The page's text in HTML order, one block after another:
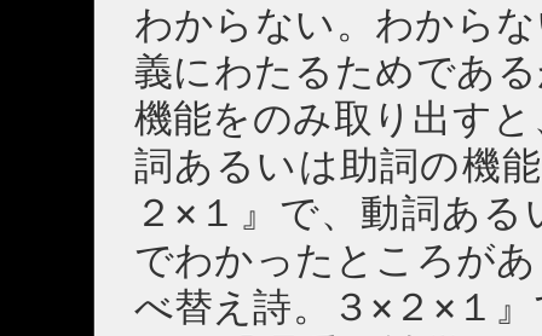
わからない。わから
義にわたるためであ
機能をのみ取り出す
詞あるいは助詞の機
２×１』で、動詞あ
でわかったところが
べ替え詩。３×２×１